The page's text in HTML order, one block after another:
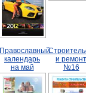
Православный
календарь
на май
и ремонт
№16